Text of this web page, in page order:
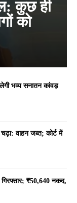
कुछ ही
को
भव्य सनातन कांवड़
वाहन जब्त; कोर्ट में
₹50,640 नकद,